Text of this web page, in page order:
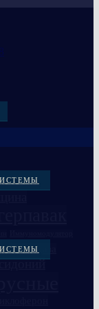
Лонгидаза